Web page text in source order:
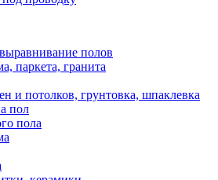
полов
паркета, гранита
и потолков, грунтовка, шпаклевка
пол
пола